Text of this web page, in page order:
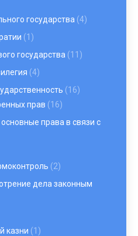
государства (4)
(1)
государства (11)
(4)
(16)
прав (16)
права в связи с
(2)
дела законным
казни (1)